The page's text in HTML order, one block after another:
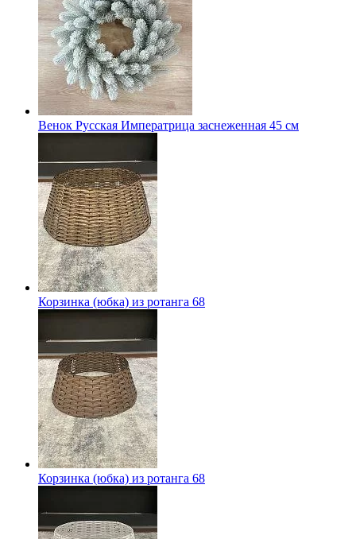
Венок Русская Императрица заснеженная 45 см
Корзинка (юбка) из ротанга 68
Корзинка (юбка) из ротанга 68